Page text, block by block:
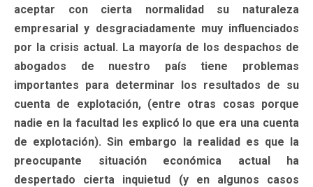
aceptar con cierta normalidad su naturaleza
empresarial y desgraciadamente muy influenciados
por la crisis actual. La mayoría de los despachos de
abogados de nuestro país tiene problemas
importantes para determinar los resultados de su
cuenta de explotación, (entre otras cosas porque
nadie en la facultad les explicó lo que era una cuenta
de explotación). Sin embargo la realidad es que la
preocupante situación económica actual ha
despertado cierta inquietud (y en algunos casos